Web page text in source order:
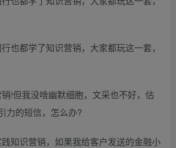
也都学了知识营销，大家都玩这一套，
!但我没啥幽默细胞，文采也不好，估
力的短信，怎么办?
知识营销，如果我给客户发送的金融小